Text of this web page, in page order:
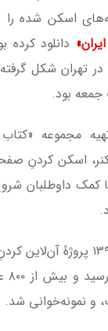
اسکن شده را
دانلود
تهران شکل
جمعه بود.
مجموعه
اسکن کردنِ
کمک داوطلبان
پروژهٔ آن‌لاین
و بیش از ۸۰۰
و نمونه‌خوانی شد.